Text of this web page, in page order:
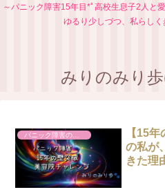
～パニック障害15年目*ﾟ高校生息子2人と
ゆるり少しづつ、私らし
みりのみり
パニック障害のこと
【15
の私が
きた理